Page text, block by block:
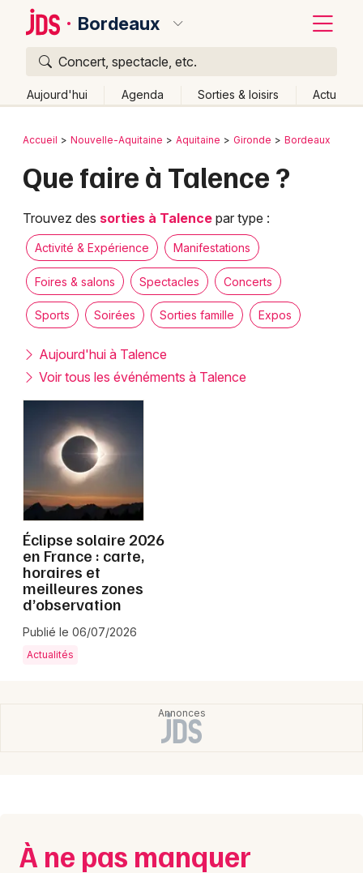
Bordeaux
Concert, spectacle, etc.
Aujourd'hui Agenda Sorties & loisirs Actu
Publier un événement
Grands événements
Activité & Expérience
Manifestations
Foires & salons
Spectacles
Concerts
Sports
Soirées
Sorties famille
Expos
Sorties & loisirs
Bordeaux
Lille
Lyon
Marseille
Montpellier
Nantes
Paris
Strasbourg
Toulouse
Toutes les villes
Retour
Accueil Nouvelle-Aquitaine Aquitaine Gironde Bordeaux
Que faire à Talence ?
Trouvez des sorties à Talence par type :
Activité & Expérience Manifestations
Foires & salons Spectacles Concerts
Sports Soirées Sorties famille Expos
Aujourd'hui à Talence
Voir tous les événéments à Talence
Éclipse solaire 2026
en France : carte,
horaires et
meilleures zones
d’observation
Publié le 06/07/2026
Actualités
À ne pas manquer
Quoi ?
Où ?
Partout
Près de moi Changer de lieu
Quand ?
Effacer les dates
Aujourd'hui
Demain Ce week-end Autre